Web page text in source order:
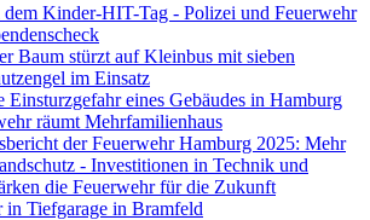
Kinder-HIT-Tag - Polizei und Feuerwehr
Baum stürzt auf Kleinbus mit sieben
im Einsatz
eines Gebäudes in Hamburg
räumt Mehrfamilienhaus
der Feuerwehr Hamburg 2025: Mehr
- Investitionen in Technik und
die Feuerwehr für die Zukunft
Tiefgarage in Bramfeld